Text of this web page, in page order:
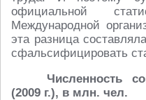
официальной
Международной
эта разница
сфальсифицировать
Численность
(2009 г.), в млн. чел.